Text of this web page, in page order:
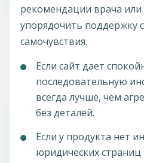
рекомендации врача или
упорядочить поддержку
самочувствия.
Если сайт дает
последовательную
всегда лучше, чем
без деталей.
Если у продукта нет
юридических страниц